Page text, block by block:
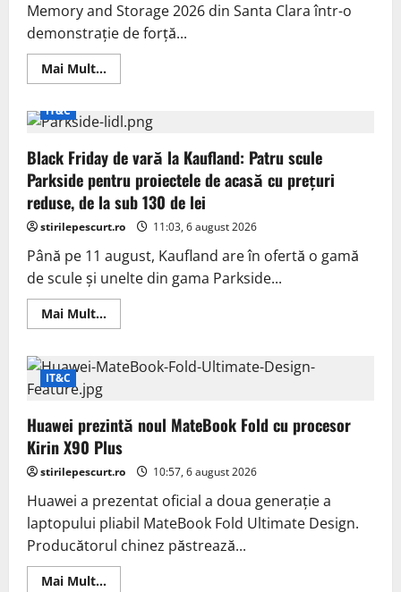
Memory and Storage 2026 din Santa Clara într-o
demonstrație de forță...
Mai Mult...Read
more
și-
a
noile
tehnologii
de
stocare
pentru
acceleratoare
AI
IT&C
Black Friday de vară la Kaufland: Patru scule
Parkside pentru proiectele de acasă cu prețuri
reduse, de la sub 130 de lei
stirilepescurt.ro 11:03, 6 august 2026
Până pe 11 august, Kaufland are în ofertă o gamă
de scule și unelte din gama Parkside...
Mai Mult...Read
more
Friday
de
Patru
scule
Parkside
pentru
proiectele
acasă
cu
prețuri
reduse,
de
la
130
IT&C
Huawei prezintă noul MateBook Fold cu procesor
Kirin X90 Plus
stirilepescurt.ro 10:57, 6 august 2026
Huawei a prezentat oficial a doua generație a
laptopului pliabil MateBook Fold Ultimate Design.
Producătorul chinez păstrează...
Mai Mult...Read